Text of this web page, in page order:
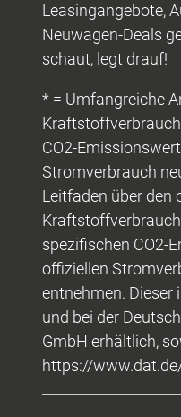
Leasingangebote,
Neuwagen-Deals
schaut, legt drauf!
* = Umfangreiche
CO2-
Stromverbrauch
Leitfaden über den
spezifischen CO2-
offiziellen
entnehmen. Dieser
und bei der
GmbH erhältlich,
https://